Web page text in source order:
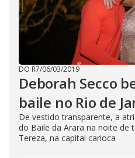
DO R7/06/03/2019
Deborah Secco
baile no Rio de
De vestido transparente, a
do Baile da Arara na noite de
Tereza, na capital carioca